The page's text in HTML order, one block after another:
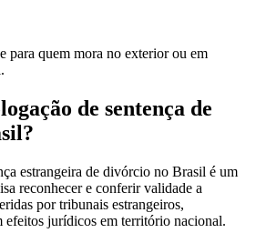
para quem mora no exterior ou em
de sentença de
estrangeira de divórcio no Brasil é um
reconhecer e conferir validade a
por tribunais estrangeiros,
efeitos jurídicos em território nacional.